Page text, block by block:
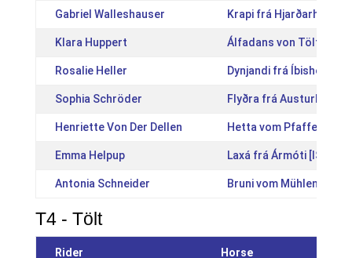
Gabriel Walleshauser Krapi frá Hjarðarholti
Klara Huppert Álfadans von
Rosalie Heller Dynjandi frá Íbishóli
Sophia Schröder Flyðra frá Austurhlíð
Henriette Von Der Dellen Hetta vom Pfaffenbuck
Emma Helpup Laxá frá Ármóti
Antonia Schneider Bruni vom Mühlental
T4 - Tölt
Rider Horse